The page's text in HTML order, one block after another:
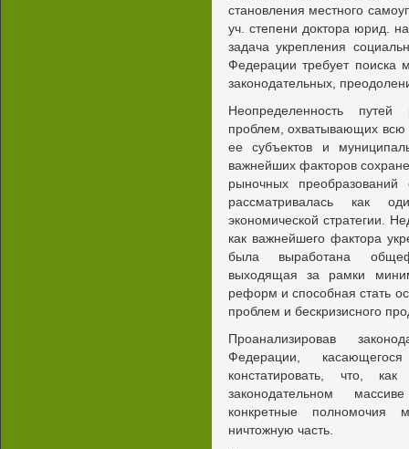
становления местного
уч. степени доктора юрид.
задача укрепления
Федерации требует поиска
законодательных,
Неопределенность
проблем, охватывающих
ее субъектов и
важнейших факторов
рыночных
рассматривалась как
экономической стратегии.
как важнейшего фактора
была выработана
выходящая за рамки
реформ и способная стать
проблем и бескризисного
Проанализировав
Федерации,
констатировать, что,
законодательном
конкретные полномочия
ничтожную часть.